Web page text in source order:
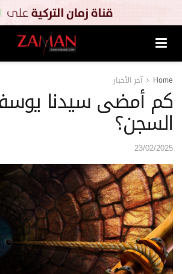
Home آخر الأخبار
كم أمضى سيدنا
السجن؟
23/02/2025